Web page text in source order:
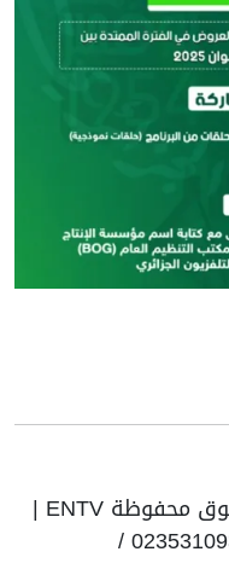
© حقوق النشر 2025، جميع الحقوق محفوظة ENTV |
الهاتف: 023531010 | فاكس: 023531093 /